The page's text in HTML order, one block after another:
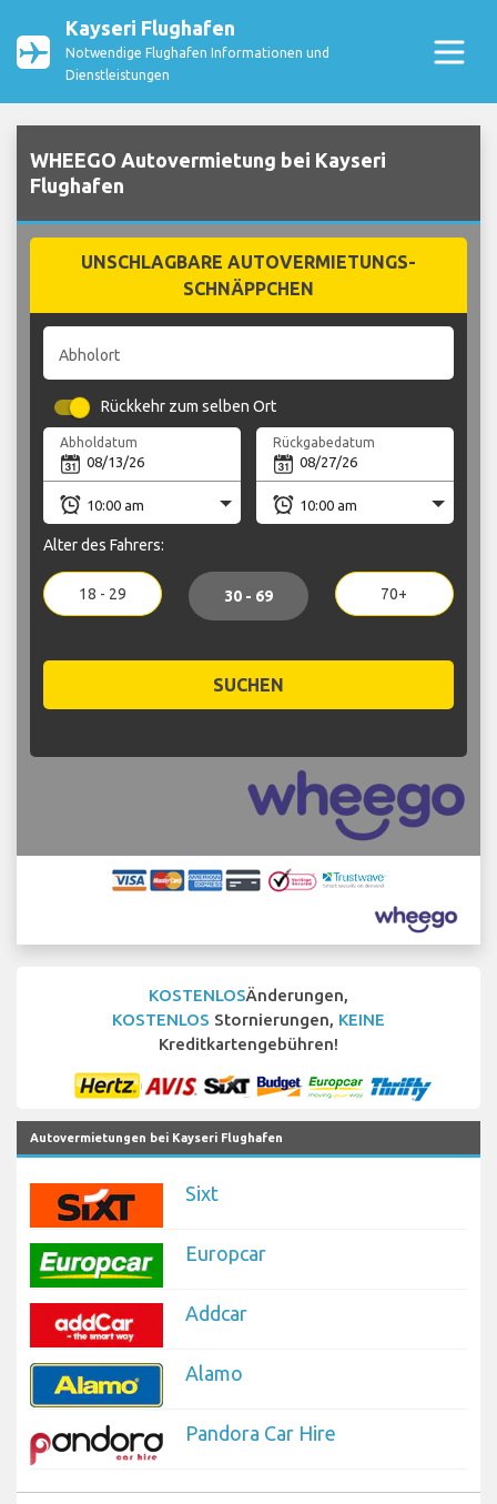
Kayseri Flughafen
Notwendige Flughafen Informationen und
Dienstleistungen
WHEEGO Autovermietung bei Kayseri
Flughafen
UNSCHLAGBARE AUTOVERMIETUNGS-
SCHNÄPPCHEN
Abholort
Rückkehr zum selben Ort
Abholdatum Rückgabedatum
Alter des Fahrers:
18 - 29 30 - 69 70+
SUCHEN
KOSTENLOSÄnderungen,
KOSTENLOS Stornierungen, KEINE
Kreditkartengebühren!
Autovermietungen bei Kayseri Flughafen
Sixt
Europcar
Addcar
Alamo
Pandora Car Hire